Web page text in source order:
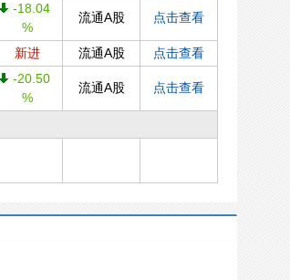
-18.04
%
流通A股 点击查看
新进 流通A股 点击查看
-20.50
%
流通A股 点击查看